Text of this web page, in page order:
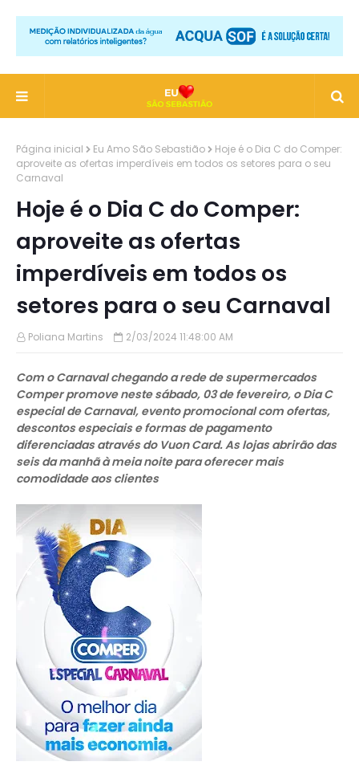
Página inicial Eu Amo São Sebastião
Hoje é o Dia C do Comper:
aproveite as ofertas imperdíveis em todos os setores para o seu
Carnaval
Hoje é o Dia C do Comper:
aproveite as ofertas
imperdíveis em todos os
setores para o seu Carnaval
Poliana Martins 2/03/2024 11:48:00 AM
Com o Carnaval chegando a rede de supermercados
Comper promove neste sábado, 03 de fevereiro, o Dia C
especial de Carnaval, evento promocional com ofertas,
descontos especiais e formas de pagamento
diferenciadas através do Vuon Card. As lojas abrirão das
seis da manhã à meia noite para oferecer mais
comodidade aos clientes